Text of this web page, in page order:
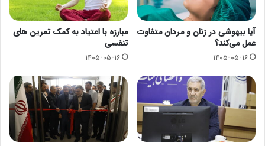
آیا بیهوشی در زنان و مردان متفاوت
عمل می‌کند؟
۱۴۰۵-۰۵-۱۶
مبارزه با اعتیاد به کمک تمرین های
تنفسی
۱۴۰۵-۰۵-۱۶